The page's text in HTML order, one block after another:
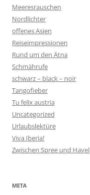
Meeresrauschen
Nordlichter
offenes Asien
Reiseimpressionen
Rund um den Ätna
Schmährufe
schwarz – black – noir
Tangofieber
Tu felix austria
Uncategorized
Urlaubslektüre
Viva Iberia!
Zwischen Spree und Havel
META